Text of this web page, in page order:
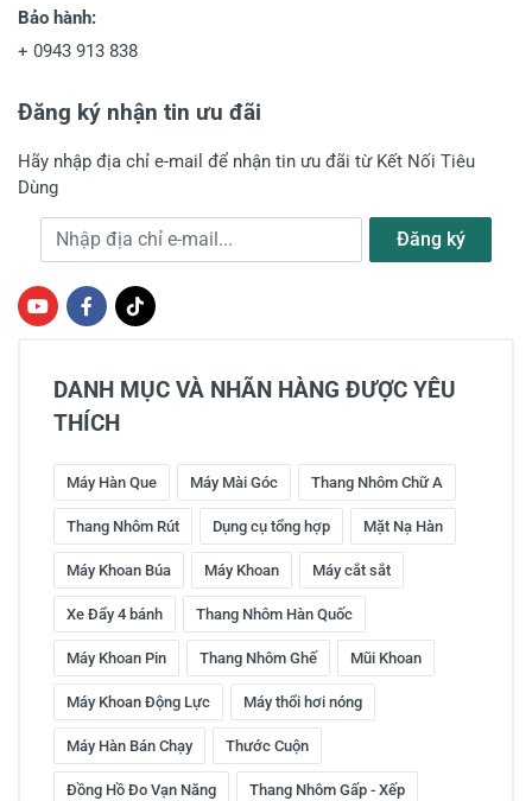
Bảo hành:
+ 0943 913 838
Đăng ký nhận tin ưu đãi
Hãy nhập địa chỉ e-mail để nhận tin ưu đãi từ Kết Nối Tiêu
Dùng
Địa chỉ e-mail Đăng ký
DANH MỤC VÀ NHÃN HÀNG ĐƯỢC YÊU
THÍCH
Máy Hàn Que Máy Mài Góc Thang Nhôm Chữ A
Thang Nhôm Rút Dụng cụ tổng hợp Mặt Nạ Hàn
Máy Khoan Búa Máy Khoan Máy cắt sắt
Xe Đẩy 4 bánh Thang Nhôm Hàn Quốc
Máy Khoan Pin Thang Nhôm Ghế Mũi Khoan
Máy Khoan Động Lực Máy thổi hơi nóng
Máy Hàn Bán Chạy Thước Cuộn
Đồng Hồ Đo Vạn Năng Thang Nhôm Gấp - Xếp